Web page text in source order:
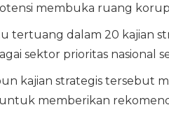
membuka ruang
tertuang dalam 20 kajian
sektor prioritas nasional
kajian strategis tersebut
memberikan